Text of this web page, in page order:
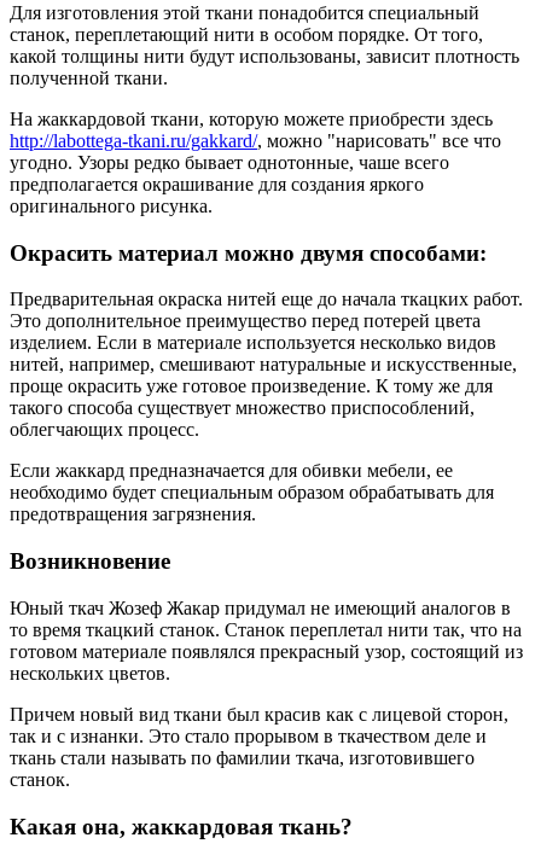
Для изготовления этой ткани понадобится специальный
станок, переплетающий нити в особом порядке. От того,
какой толщины нити будут использованы, зависит плотность
полученной ткани.
На жаккардовой ткани, которую можете приобрести здесь
http://labottega-tkani.ru/gakkard/, можно "нарисовать" все что
угодно. Узоры редко бывает однотонные, чаше всего
предполагается окрашивание для создания яркого
оригинального рисунка.
Окрасить материал можно двумя способами:
Предварительная окраска нитей еще до начала ткацких работ.
Это дополнительное преимущество перед потерей цвета
изделием. Если в материале используется несколько видов
нитей, например, смешивают натуральные и искусственные,
проще окрасить уже готовое произведение. К тому же для
такого способа существует множество приспособлений,
облегчающих процесс.
Если жаккард предназначается для обивки мебели, ее
необходимо будет специальным образом обрабатывать для
предотвращения загрязнения.
Возникновение
Юный ткач Жозеф Жакар придумал не имеющий аналогов в
то время ткацкий станок. Станок переплетал нити так, что на
готовом материале появлялся прекрасный узор, состоящий из
нескольких цветов.
Причем новый вид ткани был красив как с лицевой сторон,
так и с изнанки. Это стало прорывом в ткачеством деле и
ткань стали называть по фамилии ткача, изготовившего
станок.
Какая она, жаккардовая ткань?